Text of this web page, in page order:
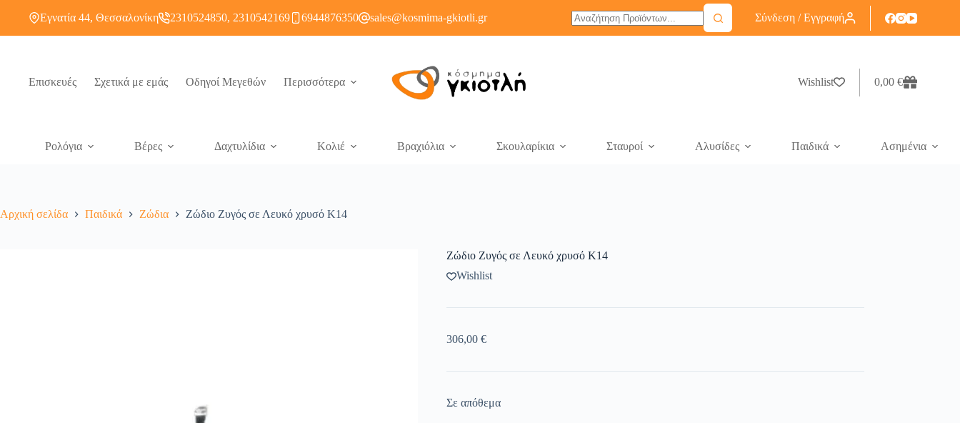
Εγνατία 44, Θεσσαλονίκη 2310524850, 2310542169 6944876350 sales@kosmima-gkiotli.gr Σύνδεση / Εγγραφή
Επισκευές Σχετικά με εμάς Οδηγοί Μεγεθών Περισσότερα Wishlist 0,00 €
Ρολόγια Βέρες Δαχτυλίδια Κολιέ Βραχιόλια Σκουλαρίκια Σταυροί Αλυσίδες Παιδικά Ασημένια
Αρχική σελίδα Παιδικά Ζώδια Ζώδιο Ζυγός σε Λευκό χρυσό Κ14
Ζώδιο Ζυγός σε Λευκό χρυσό Κ14
Wishlist
306,00 €
Σε απόθεμα